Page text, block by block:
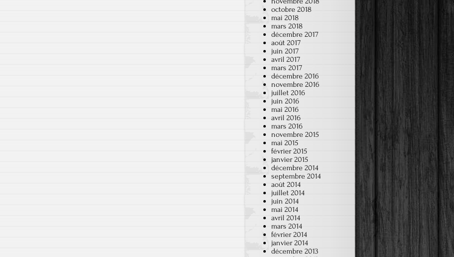
octobre 2018
mai 2018
mars 2018
décembre 2017
août 2017
juin 2017
avril 2017
mars 2017
décembre 2016
novembre 2016
juillet 2016
juin 2016
mai 2016
avril 2016
mars 2016
novembre 2015
mai 2015
février 2015
janvier 2015
décembre 2014
septembre 2014
août 2014
juillet 2014
juin 2014
mai 2014
avril 2014
mars 2014
février 2014
janvier 2014
décembre 2013